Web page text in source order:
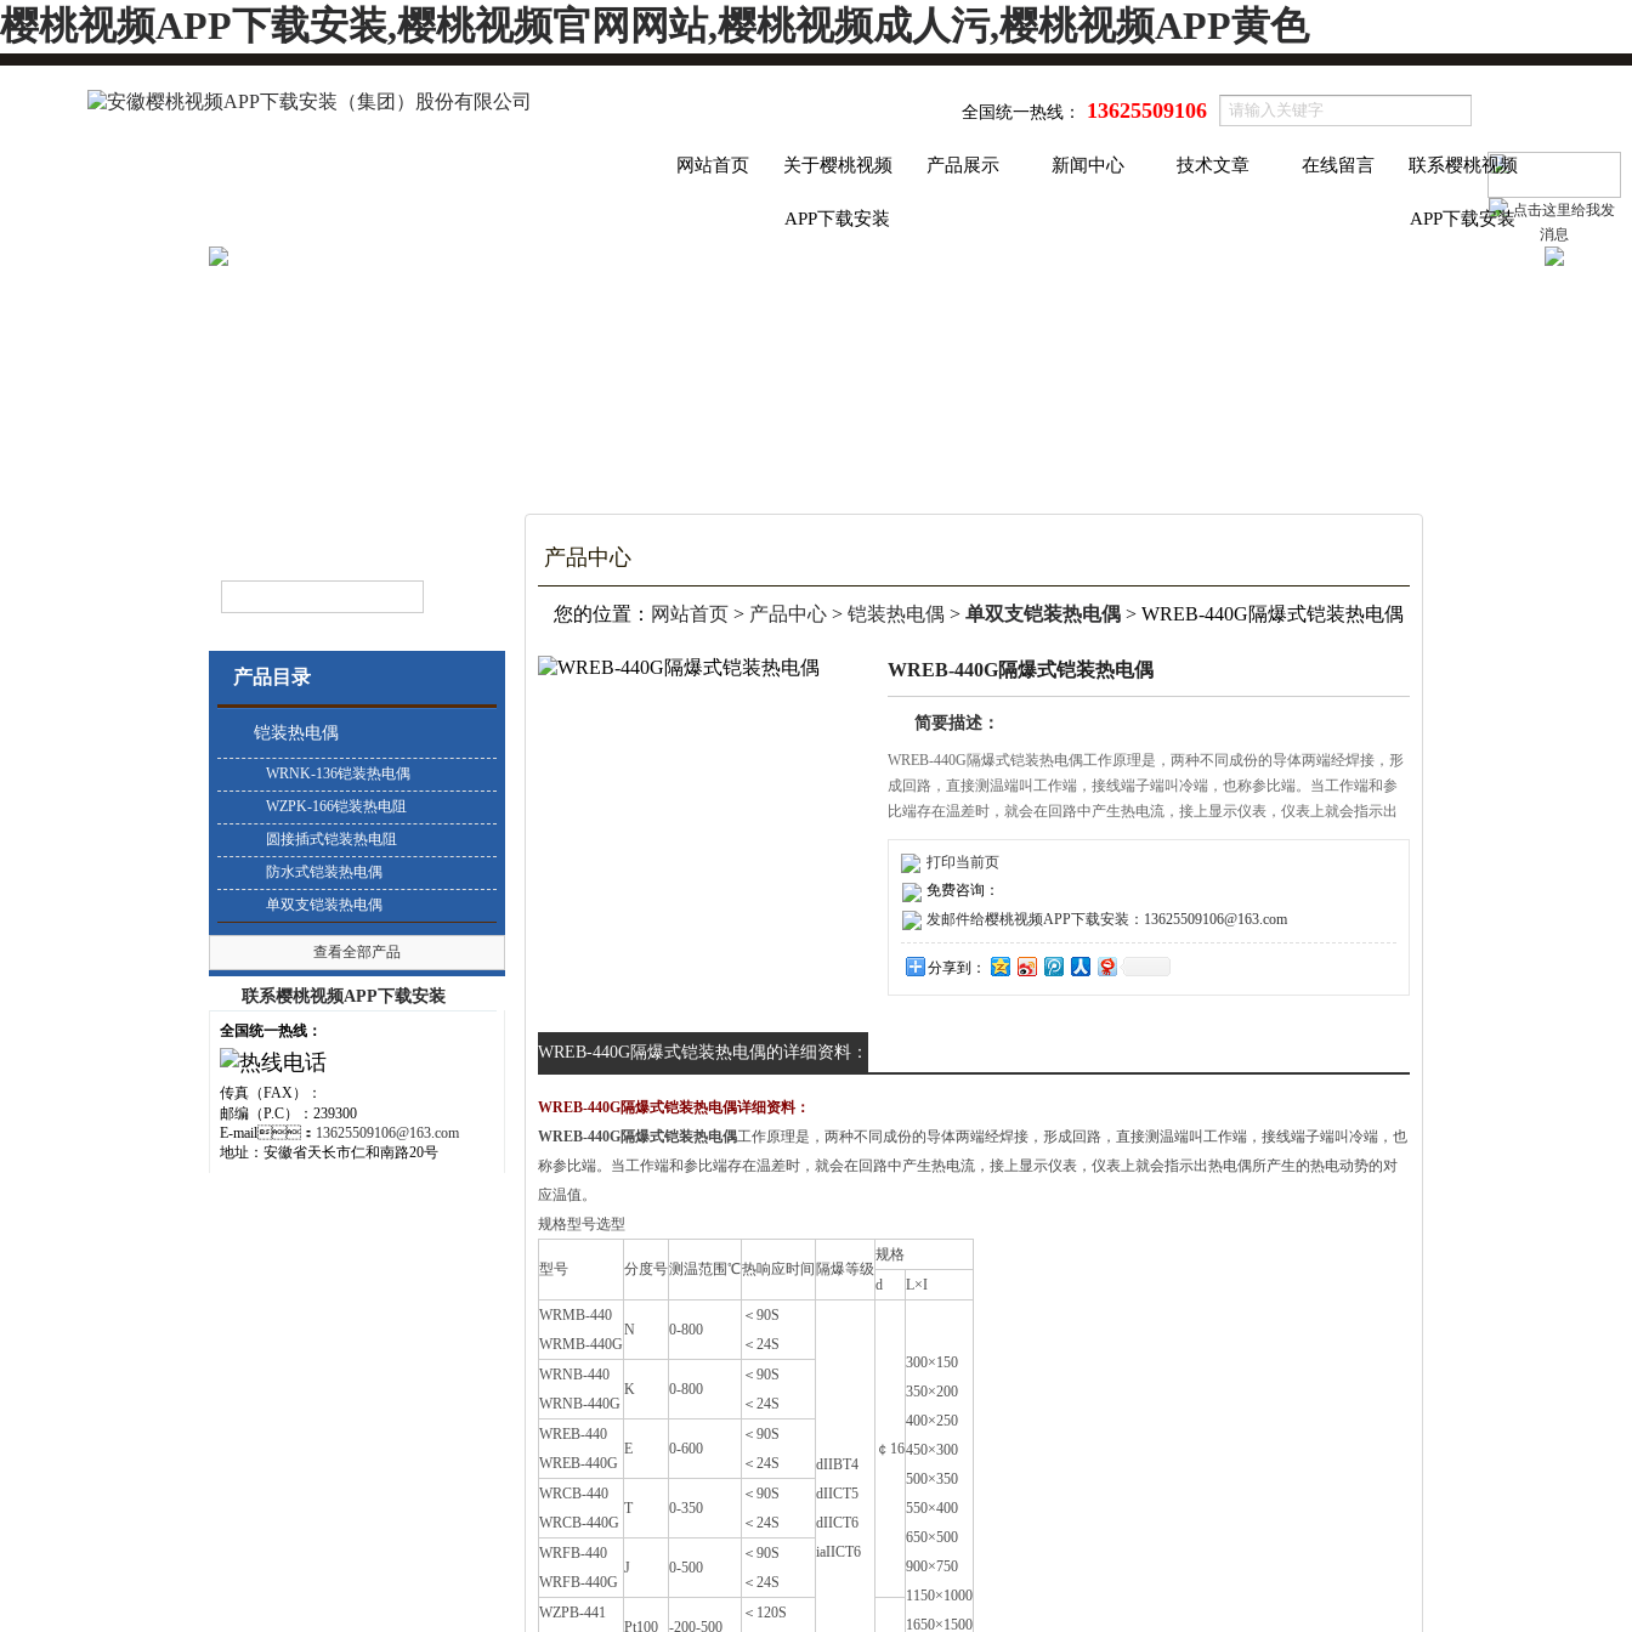
樱桃视频APP下载安装,樱桃视频官网网站,樱桃视频成人污,樱桃视频APP黄色
全国统一热线： 13625509106
网站首页 关于樱桃视频
APP下载安装
产品展示 新闻中心 技术文章 在线留言 联系樱桃视频
APP下载安装
产品目录
铠装热电偶
WRNK-136铠装热电偶
WZPK-166铠装热电阻
圆接插式铠装热电阻
防水式铠装热电偶
单双支铠装热电偶
查看全部产品
联系樱桃视频APP下载安装
全国统一热线：
传真（FAX）：
邮编（P.C）：239300
E-mail： 13625509106@163.com
地址：安徽省天长市仁和南路20号
产品中心
您的位置： 网站首页 > 产品中心 > 铠装热电偶 > 单双支铠装热电偶 > WREB-440G隔爆式铠装热电偶
WREB-440G隔爆式铠装热电偶
简要描述：
WREB-440G隔爆式铠装热电偶工作原理是，两种不同成份的导体两端经焊接，形
成回路，直接测温端叫工作端，接线端子端叫冷端，也称参比端。当工作端和参
比端存在温差时，就会在回路中产生热电流，接上显示仪表，仪表上就会指示出
热电偶所产生的热电动势的对应温值。
打印当前页
免费咨询：
发邮件给樱桃视频APP下载安装：13625509106@163.com
分享到：
WREB-440G隔爆式铠装热电偶的详细资料：
WREB-440G隔爆式铠装热电偶详细资料：
WREB-440G隔爆式铠装热电偶工作原理是，两种不同成份的导体两端经焊接，形成回路，直接测温端叫工作端，接线端子端叫冷端，也
称参比端。当工作端和参比端存在温差时，就会在回路中产生热电流，接上显示仪表，仪表上就会指示出热电偶所产生的热电动势的对
应温值。
规格型号选型
型号 分度号测温范围℃热响应时间 隔爆等级
规格
d
L×I
WRMB-440
WRMB-440G
N 0-800
＜90S
＜24S
dIIBT4
dIICT5
dIICT6
iaIICT6
￠16
300×150
350×200
400×250
450×300
500×350
550×400
650×500
900×750
1150×1000
1650×1500
WRNB-440
WRNB-440G
K 0-800
＜90S
＜24S
WREB-440
WREB-440G
E 0-600
＜90S
＜24S
WRCB-440
WRCB-440G
T 0-350
＜90S
＜24S
WRFB-440
WRFB-440G
J 0-500
＜90S
＜24S
WZPB-441
Pt100
-200-500
＜120S